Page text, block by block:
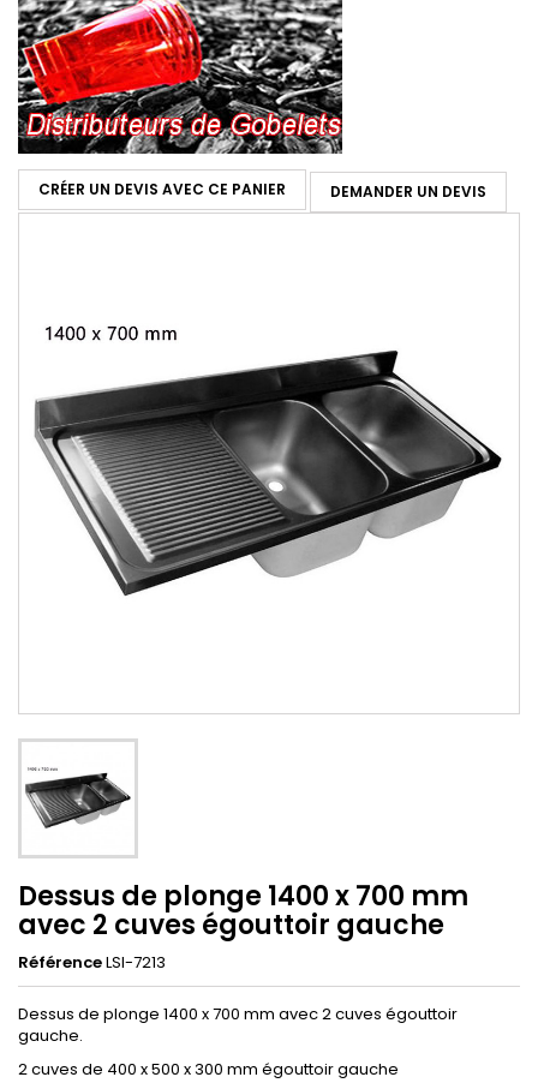
CRÉER UN DEVIS AVEC CE PANIER DEMANDER UN DEVIS
Dessus de plonge 1400 x 700 mm
avec 2 cuves égouttoir gauche
RéférenceLSI-7213
Dessus de plonge 1400 x 700 mm avec 2 cuves égouttoir
gauche.
2 cuves de 400 x 500 x 300 mm égouttoir gauche